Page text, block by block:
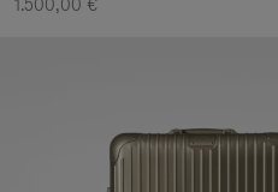
1.500,00 €